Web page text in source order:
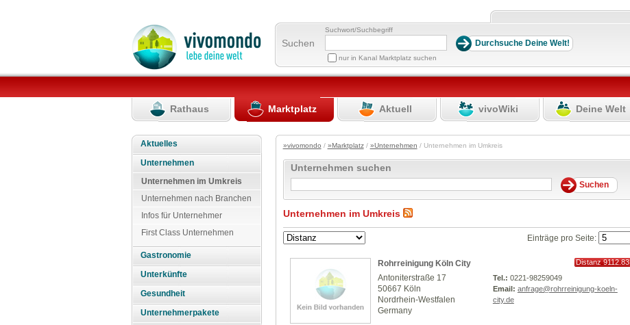
Suchen
Suchwort/Suchbegriff
nur in Kanal Marktplatz suchen
Rathaus Marktplatz Aktuell vivoWiki Deine Welt
Aktuelles
Unternehmen
Unternehmen im Umkreis
Unternehmen nach Branchen
Infos für Unternehmer
First Class Unternehmen
Gastronomie
Unterkünfte
Gesundheit
Unternehmerpakete
»vivomondo / »Marktplatz/ »Unternehmen / Unternehmen im Umkreis
Unternehmen suchen
Unternehmen im Umkreis
Einträge pro Seite:
Rohrreinigung Köln City
Distanz 9112.83
Antoniterstraße 17
50667 Köln
Nordrhein-Westfalen
Germany
Tel.: 0221-98259049
Email: anfrage@rohrreinigung-koeln-
city.de